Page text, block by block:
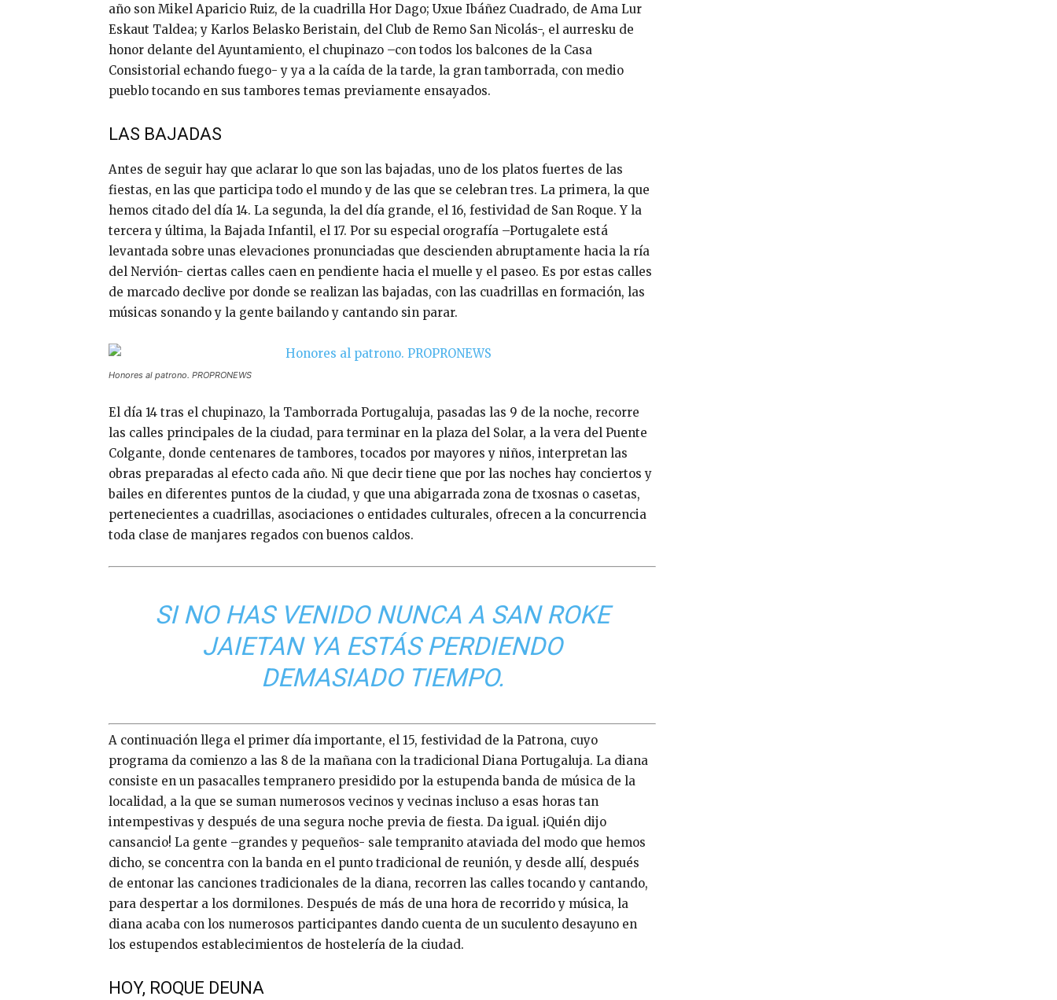
año son Mikel Aparicio Ruiz, de la cuadrilla Hor Dago; Uxue Ibáñez Cuadrado, de Ama Lur
Eskaut Taldea; y Karlos Belasko Beristain, del Club de Remo San Nicolás-, el aurresku de
honor delante del Ayuntamiento, el chupinazo –con todos los balcones de la Casa
Consistorial echando fuego- y ya a la caída de la tarde, la gran tamborrada, con medio
pueblo tocando en sus tambores temas previamente ensayados.
LAS BAJADAS
Antes de seguir hay que aclarar lo que son las bajadas, uno de los platos fuertes de las
fiestas, en las que participa todo el mundo y de las que se celebran tres. La primera, la que
hemos citado del día 14. La segunda, la del día grande, el 16, festividad de San Roque. Y la
tercera y última, la Bajada Infantil, el 17. Por su especial orografía –Portugalete está
levantada sobre unas elevaciones pronunciadas que descienden abruptamente hacia la ría
del Nervión- ciertas calles caen en pendiente hacia el muelle y el paseo. Es por estas calles
de marcado declive por donde se realizan las bajadas, con las cuadrillas en formación, las
músicas sonando y la gente bailando y cantando sin parar.
Honores al patrono. PROPRONEWS
El día 14 tras el chupinazo, la Tamborrada Portugaluja, pasadas las 9 de la noche, recorre
las calles principales de la ciudad, para terminar en la plaza del Solar, a la vera del Puente
Colgante, donde centenares de tambores, tocados por mayores y niños, interpretan las
obras preparadas al efecto cada año. Ni que decir tiene que por las noches hay conciertos y
bailes en diferentes puntos de la ciudad, y que una abigarrada zona de txosnas o casetas,
pertenecientes a cuadrillas, asociaciones o entidades culturales, ofrecen a la concurrencia
toda clase de manjares regados con buenos caldos.
SI NO HAS VENIDO NUNCA A SAN ROKE
JAIETAN YA ESTÁS PERDIENDO
DEMASIADO TIEMPO.
A continuación llega el primer día importante, el 15, festividad de la Patrona, cuyo
programa da comienzo a las 8 de la mañana con la tradicional Diana Portugaluja. La diana
consiste en un pasacalles tempranero presidido por la estupenda banda de música de la
localidad, a la que se suman numerosos vecinos y vecinas incluso a esas horas tan
intempestivas y después de una segura noche previa de fiesta. Da igual. ¡Quién dijo
cansancio! La gente –grandes y pequeños- sale tempranito ataviada del modo que hemos
dicho, se concentra con la banda en el punto tradicional de reunión, y desde allí, después
de entonar las canciones tradicionales de la diana, recorren las calles tocando y cantando,
para despertar a los dormilones. Después de más de una hora de recorrido y música, la
diana acaba con los numerosos participantes dando cuenta de un suculento desayuno en
los estupendos establecimientos de hostelería de la ciudad.
HOY, ROQUE DEUNA